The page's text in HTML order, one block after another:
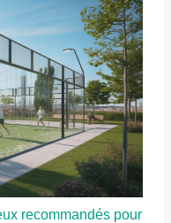
recommandés pour